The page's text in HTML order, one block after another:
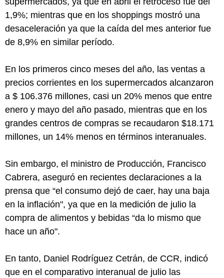
1,9%; mientras que en los shoppings mostró una
desaceleración ya que la caída del mes anterior fue
de 8,9% en similar período.
En los primeros cinco meses del año, las ventas a
precios corrientes en los supermercados alcanzaron
a $ 106.376 millones, casi un 20% menos que entre
enero y mayo del año pasado, mientras que en los
grandes centros de compras se recaudaron $18.171
millones, un 14% menos en términos interanuales.
Sin embargo, el ministro de Producción, Francisco
Cabrera, aseguró en recientes declaraciones a la
prensa que “el consumo dejó de caer, hay una baja
en la inflación", ya que en la medición de julio la
compra de alimentos y bebidas “da lo mismo que
hace un año".
En tanto, Daniel Rodríguez Cetrán, de CCR, indicó
que en el comparativo interanual de julio las